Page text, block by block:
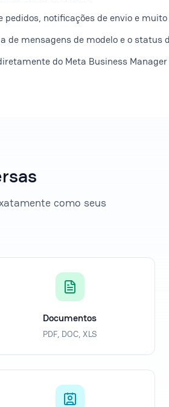
pedidos, notificações de envio e
de mensagens de modelo e o status
do Meta Business Manager
como seus
Documentos
PDF, DOC, XLS